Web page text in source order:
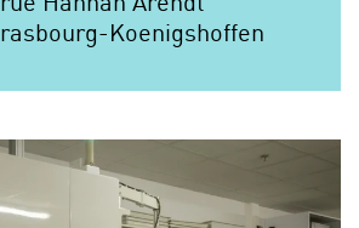
Koenigshoffen